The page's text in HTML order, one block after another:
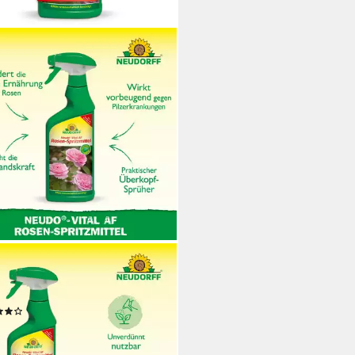
Neudo-Vital AF
Spritzmittel 500 ml
(2)
€/ 1 l)
- in 2-3 Werktagen bei dir